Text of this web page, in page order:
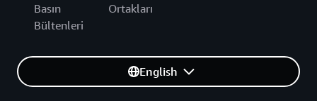
Basın
Bültenleri
Ortakları
English